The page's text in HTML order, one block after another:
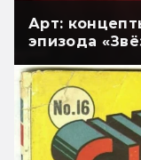
Арт:
эпизода